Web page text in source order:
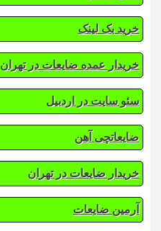
خرید بک لینک
خریدار عمده ضایعات در تهران
سئو سایت در اردبیل
ضایعاتچی آهن
خریدار ضایعات در تهران
آرمین ضایعات